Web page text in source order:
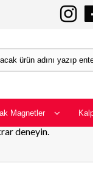
Magnetler
deneyin.